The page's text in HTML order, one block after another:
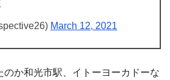
March 12, 2021
のか和光市駅、イトーヨーカドーな